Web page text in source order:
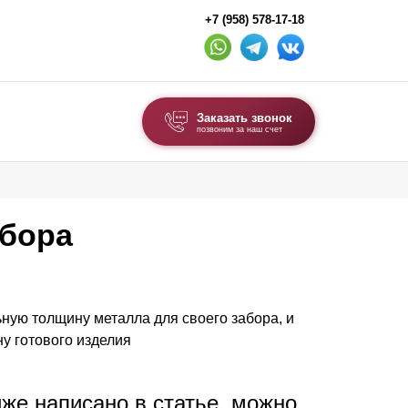
+7 (958) 578-17-18
Комбинированные заборы
ВОРОТА И КАЛИТКИ
Заказать звонок
позвоним за наш счет
толщину металла для своего забора, и
готового изделия